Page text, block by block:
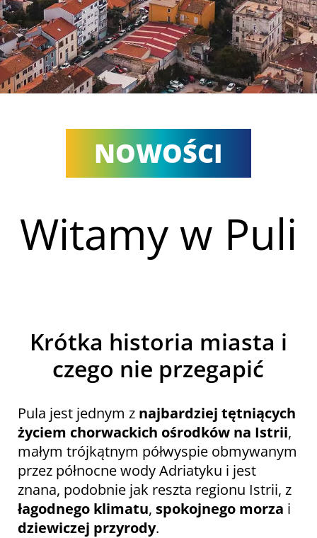
NOWOŚCI
Witamy w Puli
Krótka historia miasta i
czego nie przegapić
Pula jest jednym z najbardziej tętniących
życiem chorwackich ośrodków na Istrii,
małym trójkątnym półwyspie obmywanym
przez północne wody Adriatyku i jest
znana, podobnie jak reszta regionu Istrii, z
łagodnego klimatu, spokojnego morza i
dziewiczej przyrody.